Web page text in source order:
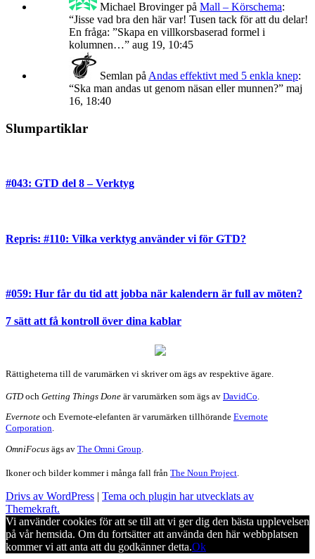
Michael Brovingerpå Mall – Körschema:
“Jisse vad bra den här var! Tusen tack för att du delar!
En fråga: ”Skapa en villkorsbaserad formel i
kolumnen…” aug 19, 10:45
Semlan på Andas effektivt med 5 enkla knep:
“Ska man andas ut genom näsan eller munnen?” maj
16, 18:40
Slumpartiklar
#043: GTD del 8 – Verktyg
Repris: #110: Vilka verktyg använder vi för GTD?
#059: Hur får du tid att jobba när kalendern är full av möten?
7 sätt att få kontroll över dina kablar
Rättigheterna till de varumärken vi skriver om ägs av respektive ägare.
GTDoch Getting Things Done är varumärken som ägs av DavidCo
Evernote och Evernote-elefanten är varumärken tillhörande Evernote
Corporation.
OmniFocus ägs av The Omni Group
Ikoner och bilder kommer i många fall från The Noun Project
Drivs av WordPress | Tema och plugin har utvecklats av
Themekraft.
Vi använder cookies för att se till att vi ger dig den bästa upplevelsen
på vår hemsida. Om du fortsätter att använda den här webbplatsen
kommer vi att anta att du godkänner detta.Ok